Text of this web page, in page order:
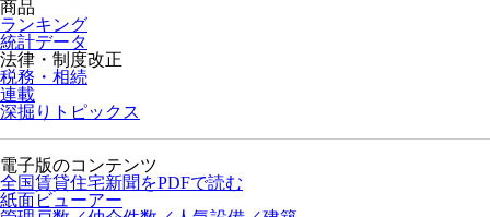
商品
ランキング
統計データ
法律・制度改正
税務・相続
連載
深掘りトピックス
電子版のコンテンツ
全国賃貸住宅新聞をPDFで読む
紙面ビューアー